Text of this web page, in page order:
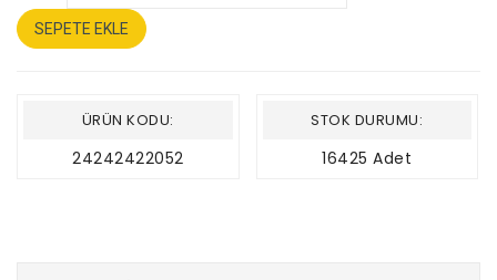
SEPETE EKLE
ÜRÜN KODU:
24242422052
STOK DURUMU:
16425 Adet